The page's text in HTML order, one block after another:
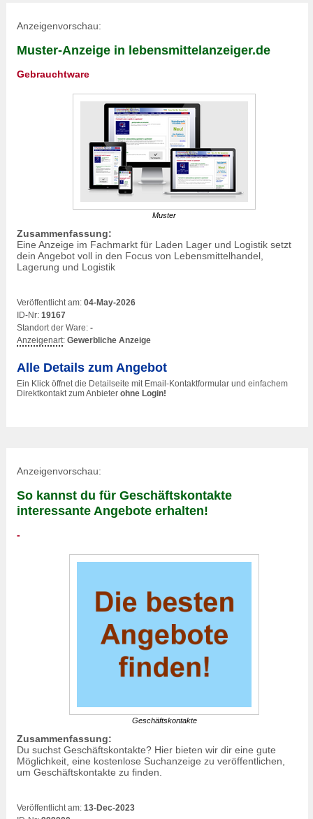
Anzeigenvorschau:
Muster-Anzeige in lebensmittelanzeiger.de
Gebrauchtware
Muster
Zusammenfassung:
Eine Anzeige im Fachmarkt für Laden Lager und Logistik setzt
dein Angebot voll in den Focus von Lebensmittelhandel,
Lagerung und Logistik
Veröffentlicht am: 04-May-2026
ID-Nr: 19167
Standort der Ware: -
Anzeigenart: Gewerbliche Anzeige
Alle Details zum Angebot
Ein Klick öffnet die Detailseite mit Email-Kontaktformular und einfachem
Direktkontakt zum Anbieter ohne Login!
Anzeigenvorschau:
So kannst du für Geschäftskontakte
interessante Angebote erhalten!
-
Geschäftskontakte
Zusammenfassung:
Du suchst Geschäftskontakte? Hier bieten wir dir eine gute
Möglichkeit, eine kostenlose Suchanzeige zu veröffentlichen,
um Geschäftskontakte zu finden.
Veröffentlicht am: 13-Dec-2023